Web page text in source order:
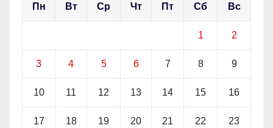
Пн Вт Ср Чт Пт Сб Вс
1 2
3 4 5 6 7 8 9
10 11 12 13 14 15 16
17 18 19 20 21 22 23